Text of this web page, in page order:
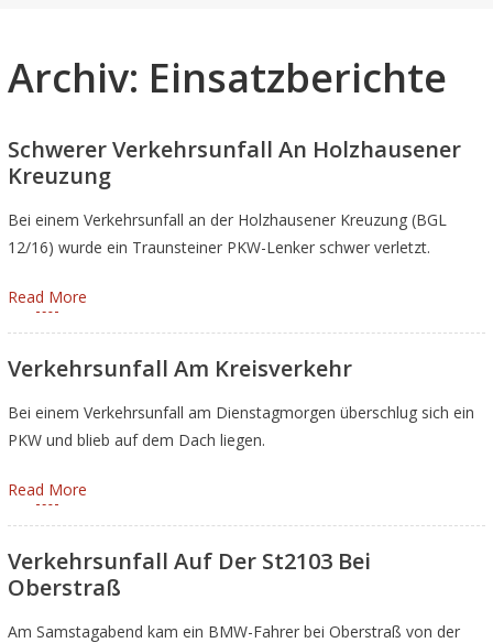
Archiv: Einsatzberichte
Schwerer Verkehrsunfall An Holzhausener
Kreuzung
Bei einem Verkehrsunfall an der Holzhausener Kreuzung (BGL
12/16) wurde ein Traunsteiner PKW-Lenker schwer verletzt.
Read More
Verkehrsunfall Am Kreisverkehr
Bei einem Verkehrsunfall am Dienstagmorgen überschlug sich ein
PKW und blieb auf dem Dach liegen.
Read More
Verkehrsunfall Auf Der St2103 Bei
Oberstraß
Am Samstagabend kam ein BMW-Fahrer bei Oberstraß von der